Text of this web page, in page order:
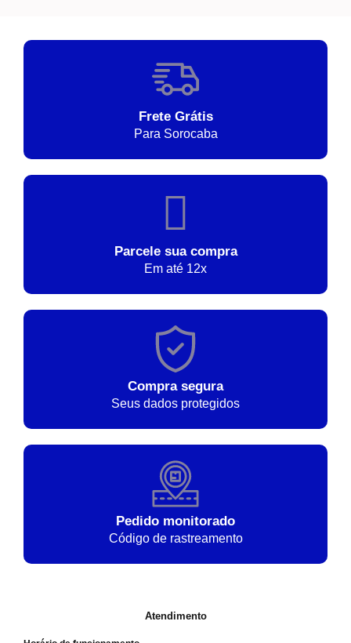
Frete Grátis
Para Sorocaba
Parcele sua compra
Em até 12x
Compra segura
Seus dados protegidos
Pedido monitorado
Código de rastreamento
Atendimento